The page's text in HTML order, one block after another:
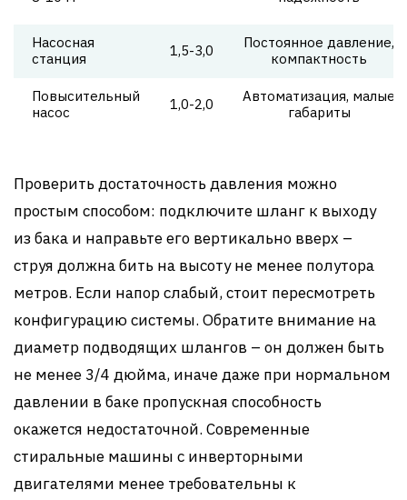
Насосная
станция
1,5-3,0
Постоянное давление,
компактность
Повысительный
насос
1,0-2,0
Автоматизация, малые
габариты
Проверить достаточность давления можно
простым способом: подключите шланг к выходу
из бака и направьте его вертикально вверх –
струя должна бить на высоту не менее полутора
метров. Если напор слабый, стоит пересмотреть
конфигурацию системы. Обратите внимание на
диаметр подводящих шлангов – он должен быть
не менее 3/4 дюйма, иначе даже при нормальном
давлении в баке пропускная способность
окажется недостаточной. Современные
стиральные машины с инверторными
двигателями менее требовательны к